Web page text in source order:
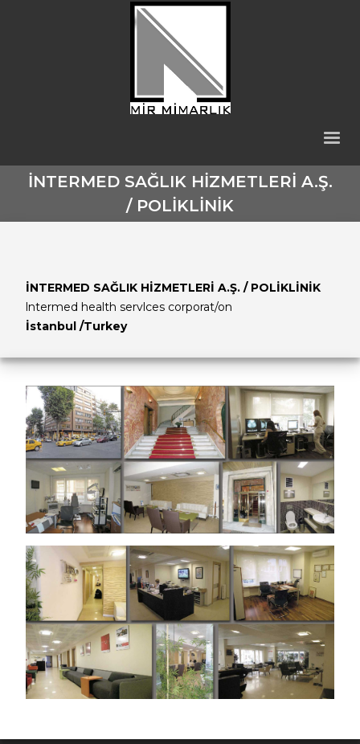
İNTERMED SAĞLIK HİZMETLERİ A.Ş.
/ POLİKLİNİK
İNTERMED SAĞLIK HİZMETLERİ A.Ş. / POLİKLİNİK
lntermed health servlces corporat/on
İstanbul /Turkey